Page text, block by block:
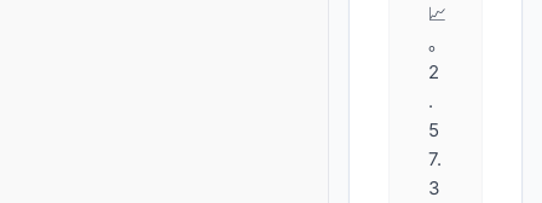
📈
。
2
.
5
7.
3